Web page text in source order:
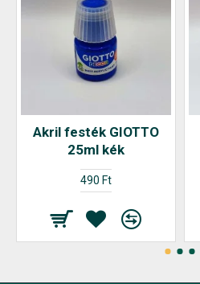
Akril festék GIOTTO
25ml kék
490 Ft